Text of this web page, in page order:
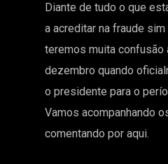
Diante de tudo o que
a acreditar na fraude
teremos muita confusão
dezembro quando
o presidente para o
Vamos acompanhando
comentando por aqui.